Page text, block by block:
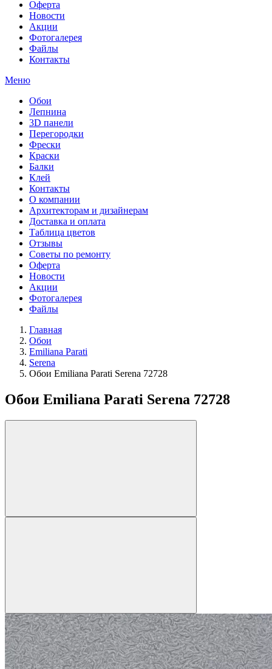
Оферта
Новости
Акции
Фотогалерея
Файлы
Контакты
Меню
Обои
Лепнина
3D панели
Перегородки
Фрески
Краски
Балки
Клей
Контакты
О компании
Архитекторам и дизайнерам
Доставка и оплата
Таблица цветов
Отзывы
Советы по ремонту
Оферта
Новости
Акции
Фотогалерея
Файлы
Главная
Обои
Emiliana Parati
Serena
Обои Emiliana Parati Serena 72728
Обои Emiliana Parati Serena 72728